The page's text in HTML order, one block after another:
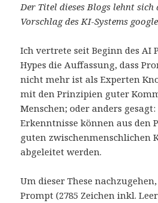
Der Titel dieses Blogs lehnt sich
Vorschlag des KI-Systems
Ich vertrete seit Beginn des AI
Hypes die Auffassung, dass
nicht mehr ist als Experten
mit den Prinzipien guter
Menschen; oder anders
Erkenntnisse können aus den
guten zwischenmenschlichen
abgeleitet werden.
Um dieser These
Prompt (2785 Zeichen inkl.